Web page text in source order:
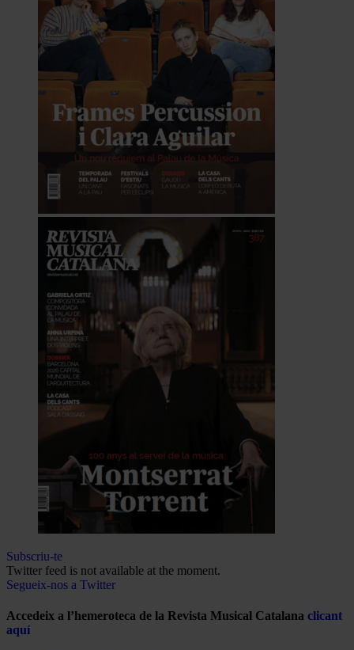
Subscriu-te
Twitter feed is not available at the moment.
Segueix-nos a Twitter
Accedeix a l’hemeroteca de la Revista Musical Catalana clicant
aquí